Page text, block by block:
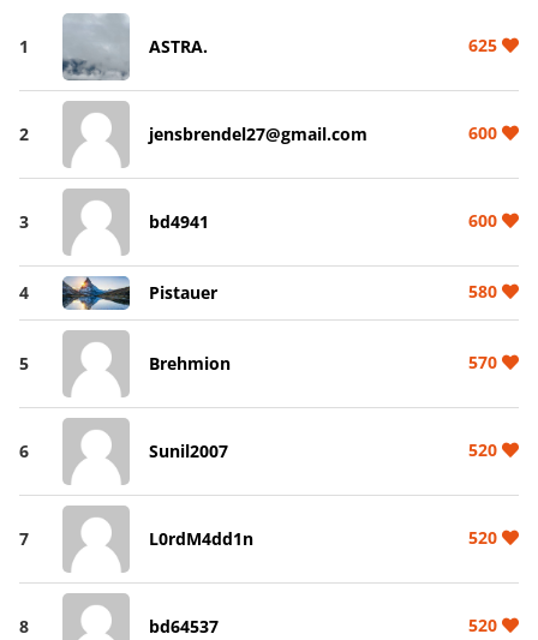
1 ASTRA. 625
2 jensbrendel27@gmail.com 600
3 bd4941 600
4 Pistauer 580
5 Brehmion 570
6 Sunil2007 520
7 L0rdM4dd1n 520
8 bd64537 520